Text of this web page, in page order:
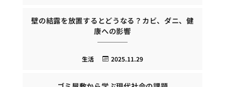
壁の結露を放置するとどうなる？カビ、ダニ、健
康への影響
2025.11.29
生活